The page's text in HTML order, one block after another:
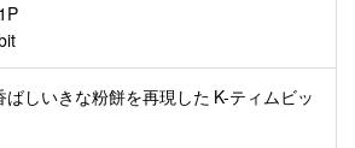
しいきな粉餅を再現した K-ティムビッ